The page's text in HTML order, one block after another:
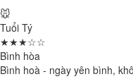
🐭
Tuổi Tý
★★★☆☆
Bình hòa
Bình hoà - ngày yên bình,